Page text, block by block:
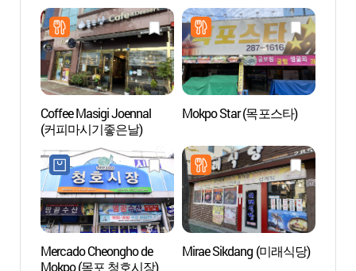
Coffee Masigi Joennal
(커피마시기좋은날)
Mokpo Star (목포스타)
Mercado Cheongho de
Mokpo (목포 청호시장)
Mirae Sikdang (미래식당)